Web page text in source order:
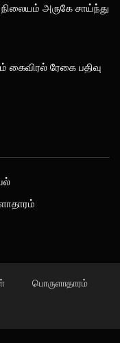
நிலையம் அருகே சாய்ந்து
ரேகை பதிவு
பொருளாதாரம்